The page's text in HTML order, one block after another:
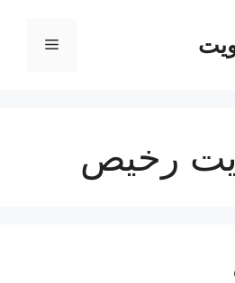
القائمة
رخيص